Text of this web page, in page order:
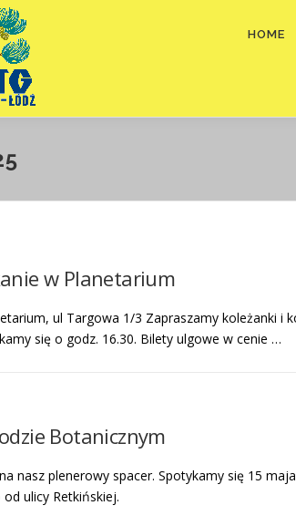
HOME
w Planetarium
ul Targowa 1/3 Zapraszamy koleżanki i
się o godz. 16.30. Bilety ulgowe w cenie …
Botanicznym
nasz plenerowy spacer. Spotykamy się 15
ulicy Retkińskiej.